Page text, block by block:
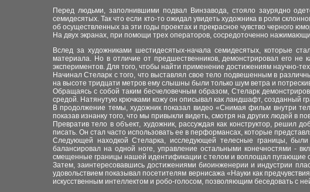
Перед людьми, заполнившими подвал Винзавода, стояло заурядно
семидесятых. Так что если кто-то ожидал увидеть художника в роли
об осуществленных за эти годы проектах и прекрасное чувство черного
На двух экранах, при помощи трех операторов, сосредоточенно
Вслед за художниками шестидесятых-начала семидесятых, которые
материала. Но в отличие от предшественников, демонстрировал его не
экспериментов. Для того, чтобы найти применение достижениям научно-
Начинал Стеларк с того, что выставлял свое тело подвешенным в
на высоте тридцати метров ему слышны были только шум ветра и
Обращаясь с собой таким бесчеловечным образом, Стеларк
средой. Натянутую крючками кожу он описывал как ландшафт, созданный
В продолжение темы, художник показал видео «Снимая фильм внутри
показав изнанку того, что мы привыкли видеть, смотря на других людей в
Превратив тело в объект, художник, рассуждая как конструктор, решил
писать. Он стал часто использовать ее в перформансах, которые
Следующей находкой Стеларка, исследующей телесные границы,
балансировал на одной ноге, управление остальными конечностями -
смещенные границы нашей идентификации с телом и воплощал пугающие
Затем, заинтересовавшись достижениями биоинженерии и индустрии
удовольствием показывал посетителям вернисажа «Науки как
искусственным интеллектом и робо-голосом, позволяющим беседовать с